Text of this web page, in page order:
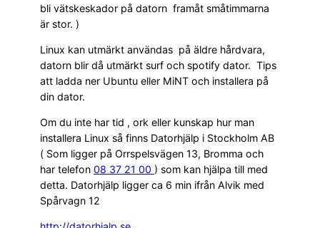
bli vätskeskador på datorn framåt småtimmarna
är stor. )
Linux kan utmärkt användas på äldre hårdvara,
datorn blir då utmärkt surf och spotify dator. Tips
att ladda ner Ubuntu eller MiNT och installera på
din dator.
Om du inte har tid , ork eller kunskap hur man
installera Linux så finns Datorhjälp i Stockholm AB
( Som ligger på Orrspelsvägen 13, Bromma och
har telefon 08 37 21 00 ) som kan hjälpa till med
detta. Datorhjälp ligger ca 6 min ifrån Alvik med
Spårvagn 12